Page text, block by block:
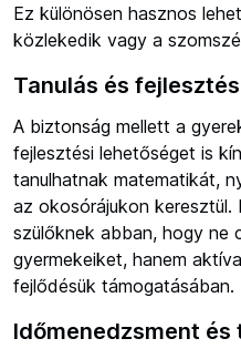
Ez különösen hasznos
közlekedik vagy a
Tanulás és
A biztonság mellett a
fejlesztési lehetőséget is
tanulhatnak matematikát,
az okosórájukon keresztül.
szülőknek abban, hogy ne
gyermekeiket, hanem
fejlődésük támogatásában.
Időmenedzsment